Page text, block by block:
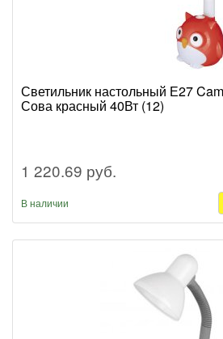
Светильник настольный Е27
Сова красный 40Вт (12)
1 220.69 руб.
В наличии